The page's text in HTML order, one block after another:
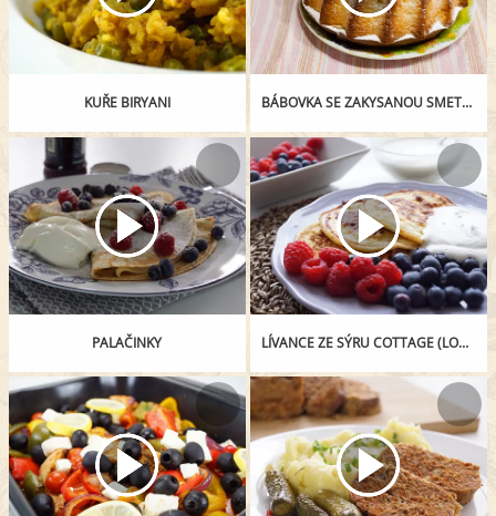
KUŘE BIRYANI BÁBOVKA SE ZAKYSANOU SMETANOU
PALAČINKY LÍVANCE ZE SÝRU COTTAGE (LOW CARB)